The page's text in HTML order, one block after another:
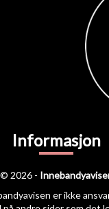
Informasjon
© 2026 -
er ikke